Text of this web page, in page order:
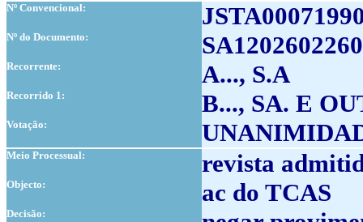
Nº Convencional:
Nº do Documento:
Recorrente: A..., S.A
Recorrido 1: B..., SA. E
Votação:
Meio Processual: revista
Objecto: ac do TCAS
Decisão: